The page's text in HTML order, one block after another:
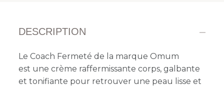
DESCRIPTION
Le Coach Fermeté de la marque Omum
est une crème raffermissante corps, galbante
et tonifiante pour retrouver une peau lisse et